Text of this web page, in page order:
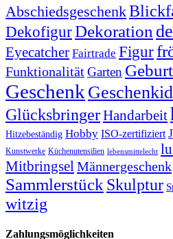
Abschiedsgeschenk
DekofigurDekoration
Eyecatcher Fairtrade Figur
FunktionalitätGarten
Geschenk
GlücksbringerHandarbeit
Hitzebeständig Hobby ISO-zertifiziert
Kunstwerke Küchenutensilien lebensmittelecht
MitbringselMännergeschenk
Sammlerstück Skulptur
witzig
Zahlungsmöglichkeiten